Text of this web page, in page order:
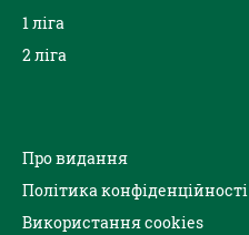
1 ліга
2 ліга
Про видання
Політика конфіденційності
Використання cookies